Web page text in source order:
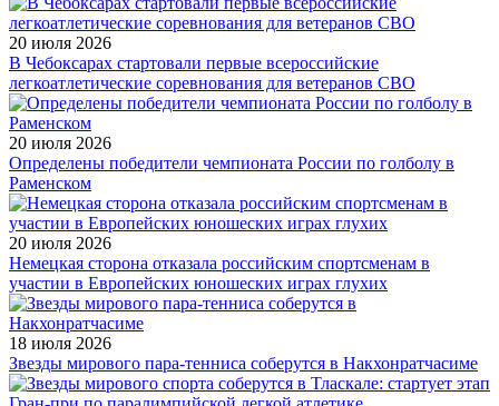
20 июля 2026
В Чебоксарах стартовали первые всероссийские
легкоатлетические соревнования для ветеранов СВО
20 июля 2026
Определены победители чемпионата России по голболу в
Раменском
20 июля 2026
Немецкая сторона отказала российским спортсменам в
участии в Европейских юношеских играх глухих
18 июля 2026
Звезды мирового пара-тенниса соберутся в Накхонратчасиме